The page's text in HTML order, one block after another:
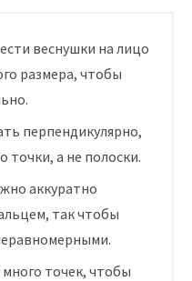
веснушки на лицо
размера, чтобы
перпендикулярно,
точки, а не полоски.
аккуратно
так чтобы
точек, чтобы